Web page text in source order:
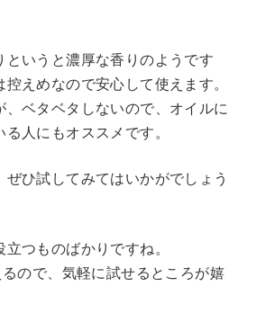
というと濃厚な香りのようです
えめなので安心して使えます。
、ベタベタしないので、オイルに
人にもオススメです。
ぜひ試してみてはいかがでしょう
つものばかりですね。
ので、気軽に試せるところが嬉